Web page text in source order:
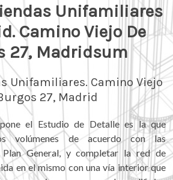
Unifamiliares
Camino Viejo De
27, Madridsum
Unifamiliares. Camino Viejo
27, Madrid
el Estudio de Detalle es la que
volúmenes de acuerdo con las
Plan General, y completar la red de
en el mismo con una vía interior que